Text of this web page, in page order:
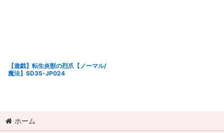
【遊戯】転生炎獣の烈爪【ノーマル/
魔法】SD35-JP024
ホーム